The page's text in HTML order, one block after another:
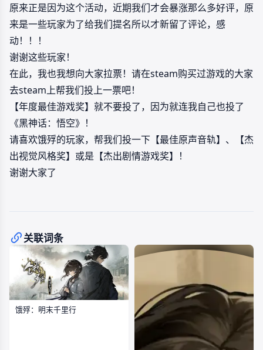
原来正是因为这个活动，近期我们才会暴涨那么多好评，原
来是一些玩家为了给我们提名所以才新留了评论，感
动！！！
谢谢这些玩家！
在此，我也我想向大家拉票！请在steam购买过游戏的大家
去steam上帮我们投上一票吧！
【年度最佳游戏奖】就不要投了，因为就连我自己也投了
《黑神话：悟空》！
请喜欢饿殍的玩家，帮我们投一下【最佳原声音轨】、【杰
出视觉风格奖】或是【杰出剧情游戏奖】！
谢谢大家了
关联词条
饿殍：明末千里行